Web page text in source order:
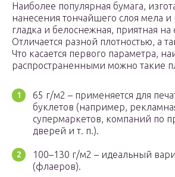
Наиболее популярная бумага,
нанесения тончайшего слоя мела
гладка и белоснежная, приятная на
Отличается разной плотностью, а
Что касается первого параметра,
распространенными можно такие
65 г/м2 – применяется для
буклетов (например,
супермаркетов, компаний по
дверей и т. п.).
100–130 г/м2 – идеальный
(флаеров).